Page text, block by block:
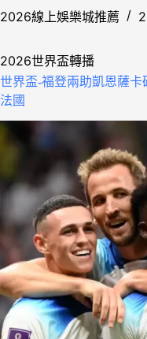
2026線上娛樂城推薦
2026世界盃轉播
世界盃-福登兩助凱恩薩卡
法國